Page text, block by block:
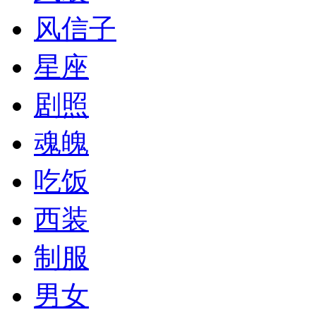
风信子
星座
剧照
魂魄
吃饭
西装
制服
男女